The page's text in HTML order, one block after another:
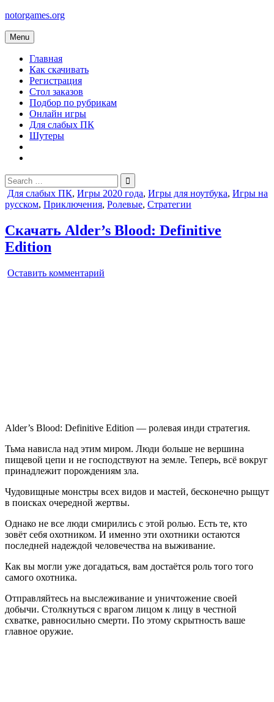
Skip
content
notorgames.org
Menu
Главная
Как скачивать
Регистрация
Стол заказов
Подбор по рубрикам
Онлайн игры
Для слабых ПК
Шутеры
Search
for:
Posted
in
Для слабых ПК, Игры 2020 года, Игры для ноутбука, Игры на
русском, Приключения, Ролевые, Стратегии
Скачать Alder’s Blood: Definitive
Edition
Оставить комментарий
Alder’s Blood: Definitive Edition — ролевая инди стратегия.
Тьма нависла над этим миром. Люди больше не вершина
пищевой цепи и не господствуют на земле. Теперь, всё вокруг
принадлежит порождениям зла.
Чудовищные монстры всех видов и мастей, бесконечно рыщут
в поисках очередной жертвы.
Однако не все люди смирились с этой ролью. Есть те, кто
зовёт себя охотником. И именно эти охотники остаются
последней надеждой человечества на выживание.
Как вы могли уже догадаться, вам достаётся роль того того
самого охотника.
Отправляйтесь на выслеживание и уничтожение своей
добычи. Столкнуться с врагом лицом к лицу в честной
схватке, равносильно смерти. По этому скрытность ваше
главное оружие.